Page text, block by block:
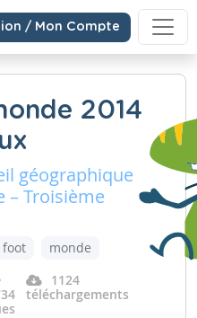
/ Mon Compte
2014
géographique
– Troisième
foot
monde
1124
téléchargements